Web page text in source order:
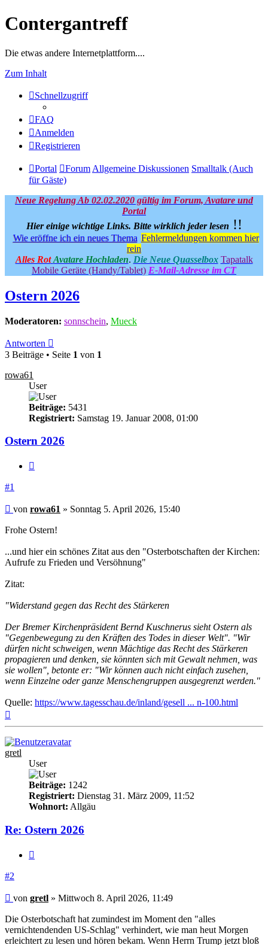
Contergantreff
Die etwas andere Internetplattform....
Zum Inhalt
Schnellzugriff
FAQ
Anmelden
Registrieren
Portal Forum Allgemeine Diskussionen Smalltalk (Auch
für Gäste)
Neue Regelung Ab 02.02.2020 gültig im Forum, Avatare und
Portal
Hier einige wichtige Links. Bitte wirklich jeder lesen !!
Wie eröffne ich ein neues Thema Fehlermeldungen kommen hier
rein
Alles Rot Avatare Hochladen. Die Neue Quasselbox Tapatalk
Mobile Geräte (Handy/Tablet) E-Mail-Adresse im CT
Ostern 2026
Moderatoren: sonnschein, Mueck
Antworten
3 Beiträge • Seite 1 von 1
rowa61
User
Beiträge: 5431
Registriert: Samstag 19. Januar 2008, 01:00
Ostern 2026
#1
Beitrag
von rowa61 » Sonntag 5. April 2026, 15:40
Frohe Ostern!
...und hier ein schönes Zitat aus den "Osterbotschaften der Kirchen:
Aufrufe zu Frieden und Versöhnung"
Zitat:
"Widerstand gegen das Recht des Stärkeren
Der Bremer Kirchenpräsident Bernd Kuschnerus sieht Ostern als
"Gegenbewegung zu den Kräften des Todes in dieser Welt". "Wir
dürfen nicht schweigen, wenn Mächtige das Recht des Stärkeren
propagieren und denken, sie könnten sich mit Gewalt nehmen, was
sie wollen", betonte er: "Wir können auch nicht einfach zusehen,
wenn Einzelne oder ganze Menschengruppen ausgegrenzt werden."
Quelle: https://www.tagesschau.de/inland/gesell ... n-100.html
gretl
User
Beiträge: 1242
Registriert: Dienstag 31. März 2009, 11:52
Wohnort: Allgäu
Re: Ostern 2026
#2
Beitrag
von gretl » Mittwoch 8. April 2026, 11:49
Die Osterbotschaft hat zumindest im Moment den "alles
vernichtendenden US-Schlag" verhindert, wie man heut Morgen
erleichtert zu lesen und hören bekam. Wenn Herrn Trump jetzt bloß